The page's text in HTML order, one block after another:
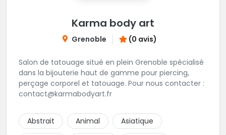
Karma body art
Grenoble (0 avis)
Salon de tatouage situé en plein Grenoble spécialisé
dans la bijouterie haut de gamme pour piercing,
perçage corporel et tatouage. Pour nous contacter :
contact@karmabodyart.fr
Abstrait Animal
Asiatique